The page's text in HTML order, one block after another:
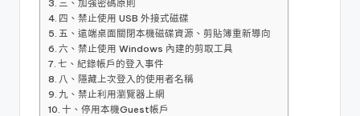
三、加強密碼原則
四、禁止使用 USB 外接式磁碟
五、遠端桌面關閉本機磁碟資源、剪貼簿重新導向
六、禁止使用 Windows 內建的剪取工具
七、紀錄帳戶的登入事件
八、隱藏上次登入的使用者名稱
九、禁止利用瀏覽器上網
十、停用本機Guest帳戶